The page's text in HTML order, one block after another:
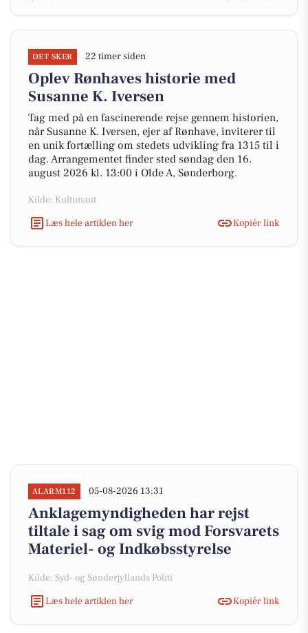
DET SKER 22 timer siden
Oplev Rønhaves historie med
Susanne K. Iversen
Tag med på en fascinerende rejse gennem historien,
når Susanne K. Iversen, ejer af Rønhave, inviterer til
en unik fortælling om stedets udvikling fra 1315 til i
dag. Arrangementet finder sted søndag den 16.
august 2026 kl. 13:00 i Olde A, Sønderborg.
Kilde: Kultunaut
Læs hele artiklen her
Kopiér link
ALARM112 05-08-2026 13:31
Anklagemyndigheden har rejst
tiltale i sag om svig mod Forsvarets
Materiel- og Indkøbsstyrelse
Kilde: Syd- og Sønderjyllands Politi
Læs hele artiklen her
Kopiér link